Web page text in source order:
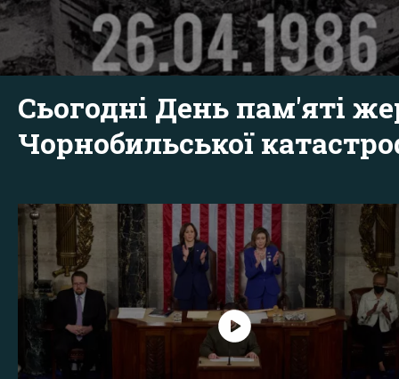
Сьогодні День пам'яті
Чорнобильської